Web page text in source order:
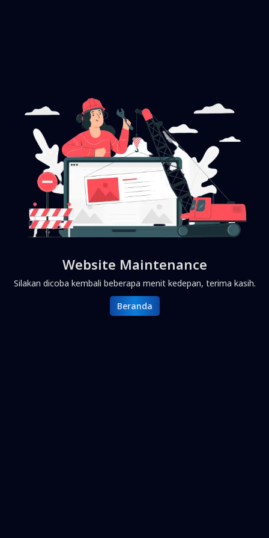
Website Maintenance
Silakan dicoba kembali beberapa menit kedepan, terima kasih.
Beranda